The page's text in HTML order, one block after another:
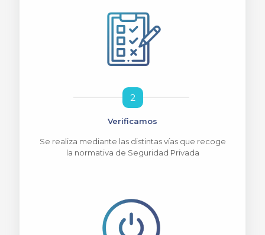
2
Verificamos
Se realiza mediante las distintas vías que recoge
la normativa de Seguridad Privada